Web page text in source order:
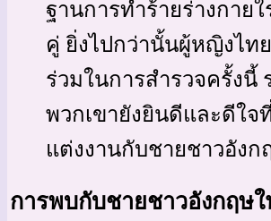
ฐานการทำร้ายร่างกาย
คู่ ยิ่งไปกว่านั้นผู้หญิงไท
ร่วมในการสำรวจครั้งนี้
พวกเขายังยินดีและดีใจ
แต่งงานกับชายชาวอังก
การพบกับชายชาวอังกฤษใ